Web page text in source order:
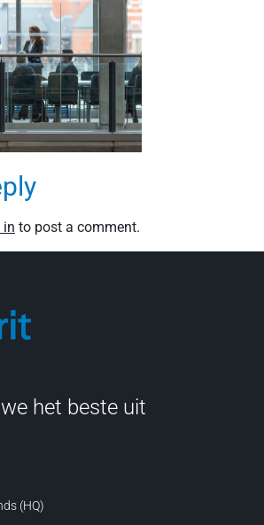
in to post a comment.
het beste uit
(HQ)